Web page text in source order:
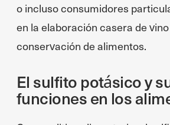
o incluso consumidores
en la elaboración casera de
conservación de alimentos.
El sulfito potásico y
funciones en los